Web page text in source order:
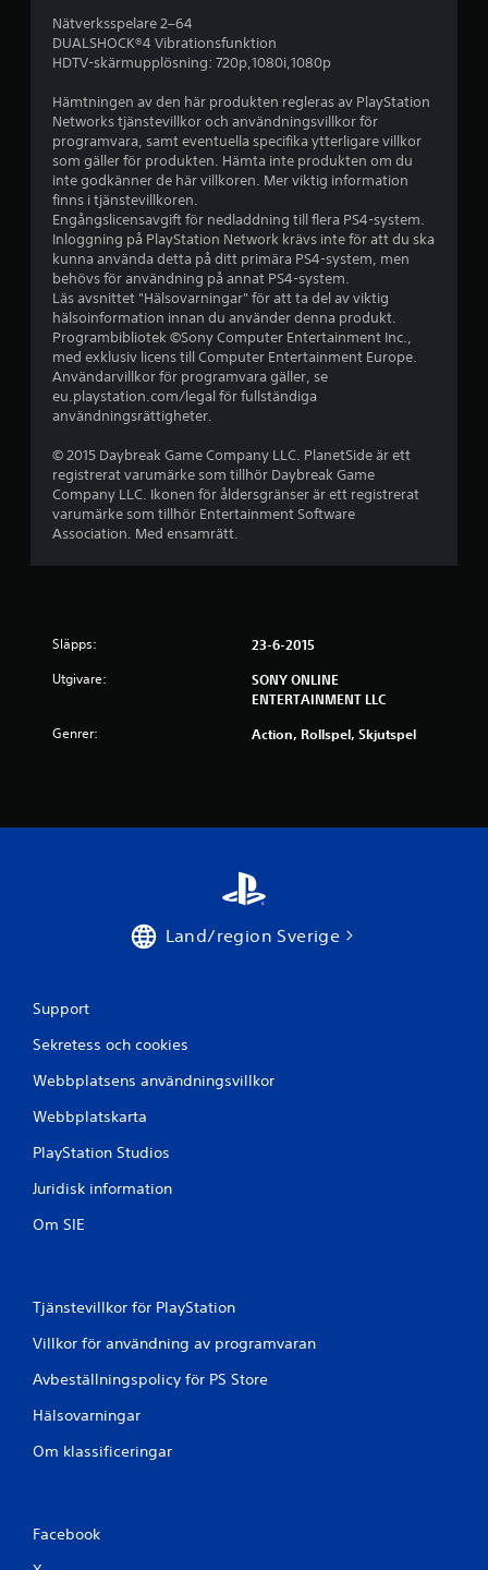
Nätverksspelare 2–64
DUALSHOCK®4 Vibrationsfunktion
HDTV-skärmupplösning: 720p,1080i,1080p
Hämtningen av den här produkten regleras av PlayStation
Networks tjänstevillkor och användningsvillkor för
programvara, samt eventuella specifika ytterligare villkor
som gäller för produkten. Hämta inte produkten om du
inte godkänner de här villkoren. Mer viktig information
finns i tjänstevillkoren.
Engångslicensavgift för nedladdning till flera PS4-system.
Inloggning på PlayStation Network krävs inte för att du ska
kunna använda detta på ditt primära PS4-system, men
behövs för användning på annat PS4-system.
Läs avsnittet "Hälsovarningar" för att ta del av viktig
hälsoinformation innan du använder denna produkt.
Programbibliotek ©Sony Computer Entertainment Inc.,
med exklusiv licens till Computer Entertainment Europe.
Användarvillkor för programvara gäller, se
eu.playstation.com/legal för fullständiga
användningsrättigheter.
© 2015 Daybreak Game Company LLC. PlanetSide är ett
registrerat varumärke som tillhör Daybreak Game
Company LLC. Ikonen för åldersgränser är ett registrerat
varumärke som tillhör Entertainment Software
Association. Med ensamrätt.
Släpps: 23-6-2015
Utgivare:
SONY ONLINE
ENTERTAINMENT LLC
Genrer: Action, Rollspel, Skjutspel
Land/region Sverige
Support
Sekretess och cookies
Webbplatsens användningsvillkor
Webbplatskarta
PlayStation Studios
Juridisk information
Om SIE
Tjänstevillkor för PlayStation
Villkor för användning av programvaran
Avbeställningspolicy för PS Store
Hälsovarningar
Om klassificeringar
Facebook